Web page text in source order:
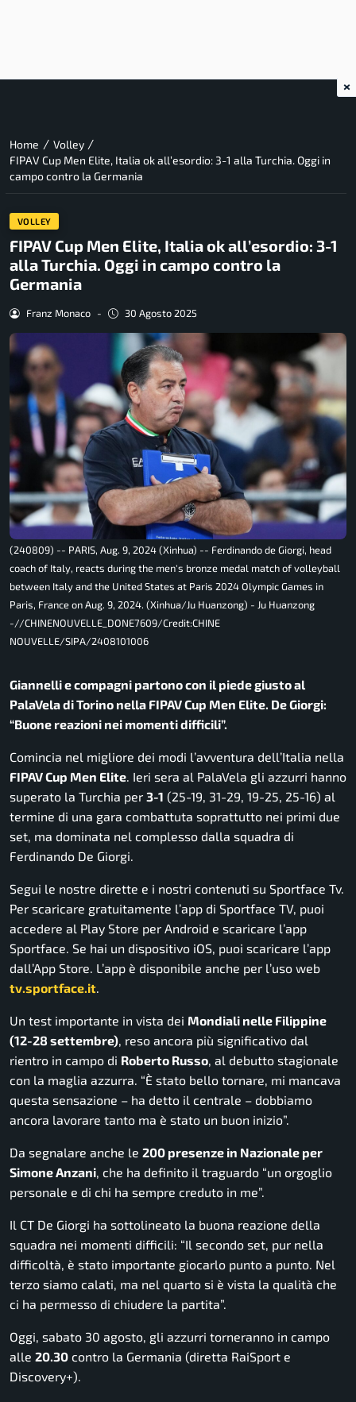
Home / Volley /
FIPAV Cup Men Elite, Italia ok all’esordio: 3-1 alla Turchia. Oggi in
campo contro la Germania
VOLLEY
FIPAV Cup Men Elite, Italia ok all’esordio: 3-1
alla Turchia. Oggi in campo contro la
Germania
Franz Monaco - 30 Agosto 2025
(240809) -- PARIS, Aug. 9, 2024 (Xinhua) -- Ferdinando de Giorgi, head
coach of Italy, reacts during the men's bronze medal match of volleyball
between Italy and the United States at Paris 2024 Olympic Games in
Paris, France on Aug. 9, 2024. (Xinhua/Ju Huanzong) - Ju Huanzong
-//CHINENOUVELLE_DONE7609/Credit:CHINE
NOUVELLE/SIPA/2408101006
Giannelli e compagni partono con il piede giusto al
PalaVela di Torino nella FIPAV Cup Men Elite. De Giorgi:
“Buone reazioni nei momenti difficili”.
Comincia nel migliore dei modi l’avventura dell’Italia nella
FIPAV Cup Men Elite. Ieri sera al PalaVela gli azzurri hanno
superato la Turchia per 3-1 (25-19, 31-29, 19-25, 25-16) al
termine di una gara combattuta soprattutto nei primi due
set, ma dominata nel complesso dalla squadra di
Ferdinando De Giorgi.
Segui le nostre dirette e i nostri contenuti su Sportface Tv.
Per scaricare gratuitamente l’app di Sportface TV, puoi
accedere al Play Store per Android e scaricare l’app
Sportface. Se hai un dispositivo iOS, puoi scaricare l’app
dall’App Store. L’app è disponibile anche per l’uso web
tv.sportface.it.
Un test importante in vista dei Mondiali nelle Filippine
(12-28 settembre), reso ancora più significativo dal
rientro in campo di Roberto Russo, al debutto stagionale
con la maglia azzurra. “È stato bello tornare, mi mancava
questa sensazione – ha detto il centrale – dobbiamo
ancora lavorare tanto ma è stato un buon inizio”.
Da segnalare anche le 200 presenze in Nazionale per
Simone Anzani, che ha definito il traguardo “un orgoglio
personale e di chi ha sempre creduto in me”.
Il CT De Giorgi ha sottolineato la buona reazione della
squadra nei momenti difficili: “Il secondo set, pur nella
difficoltà, è stato importante giocarlo punto a punto. Nel
terzo siamo calati, ma nel quarto si è vista la qualità che
ci ha permesso di chiudere la partita”.
Oggi, sabato 30 agosto, gli azzurri torneranno in campo
alle 20.30 contro la Germania (diretta RaiSport e
Discovery+).
×